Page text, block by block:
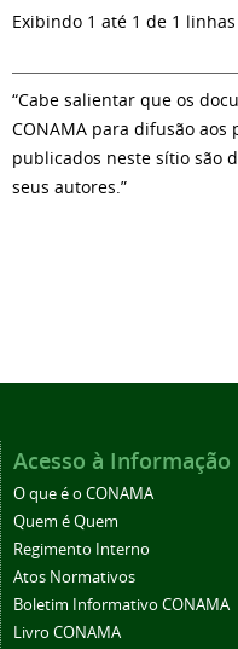
Exibindo 1 até 1 de 1 linhas
“Cabe salientar que os
CONAMA para difusão
publicados neste sítio são
seus autores.”
Acesso à Informação
O que é o CONAMA
Quem é Quem
Regimento Interno
Atos Normativos
Boletim Informativo CONAMA
Livro CONAMA